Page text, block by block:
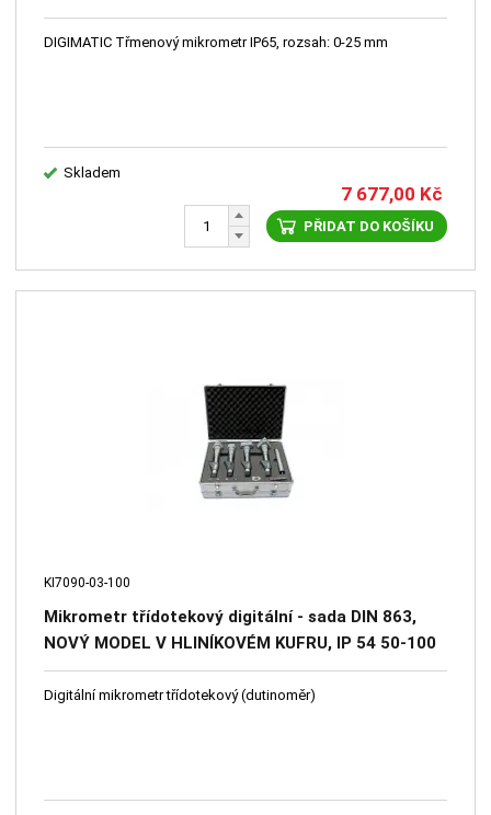
DIGIMATIC Třmenový mikrometr IP65, rozsah: 0-25 mm
Skladem
7 677,00 Kč
PŘIDAT DO KOŠÍKU
KI7090-03-100
Mikrometr třídotekový digitální - sada DIN 863,
NOVÝ MODEL V HLINÍKOVÉM KUFRU, IP 54 50-100
mm 0,001 / 0,005 mm KINEX
Digitální mikrometr třídotekový (dutinoměr)